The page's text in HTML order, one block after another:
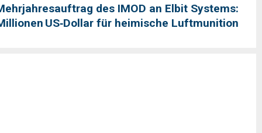
des IMOD an Elbit Systems:
US‑Dollar für heimische Luftmunition